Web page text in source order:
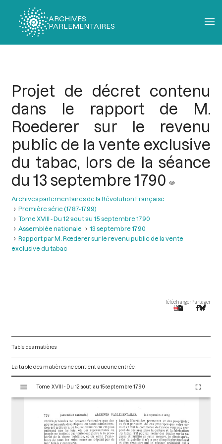
ARCHIVES
PARLEMENTAIRES
Projet de décret contenu
dans le rapport de M.
Roederer sur le revenu
public de la vente exclusive
du tabac, lors de la séance
du 13 septembre 1790
Archives parlementaires de la Révolution Française
Première série (1787-1799)
Tome XVIII - Du 12 aout au 15 septembre 1790
Assemblée nationale
13 septembre 1790
Rapport par M. Rœderer sur le revenu public de la vente
exclusive du tabac
TéléchargerPartager
Table des matières
La table des matières ne contient aucune entrée.
s
Tome XVIII - Du 12 aout au 15 septembre 1790